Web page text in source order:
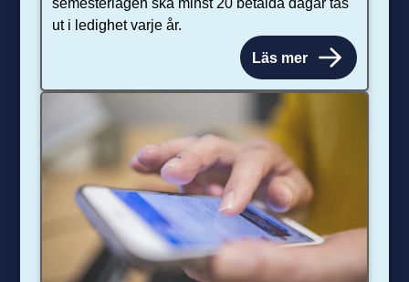
ut i ledighet varje år.
Läs mer